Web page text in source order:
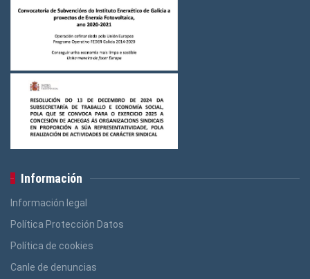
Logos Ensino (3)
Logos Construcción e Madeira
Logos Banca, Aforro (3)
Logos Administración Pública
Información
Información legal
Política Protección Datos
Política de cookies
Canle de denuncias